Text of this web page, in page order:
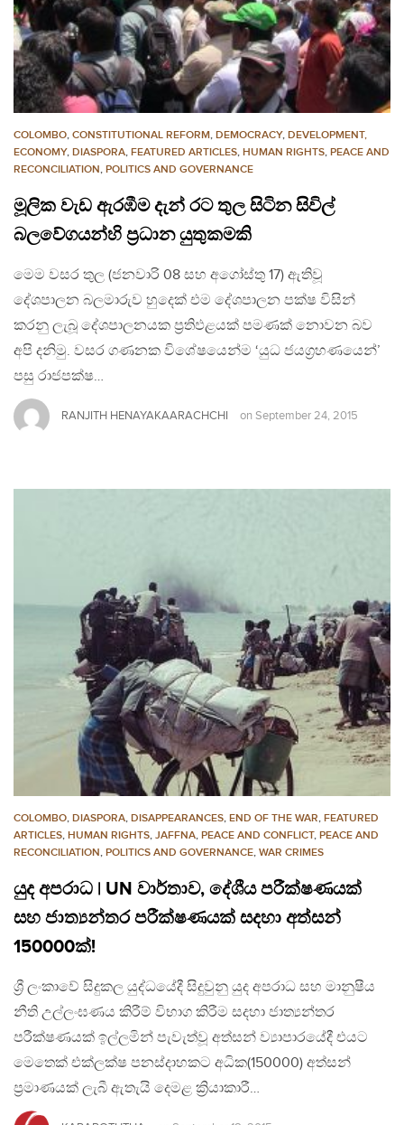
COLOMBO, CONSTITUTIONAL REFORM, DEMOCRACY, DEVELOPMENT,
ECONOMY, DIASPORA, FEATURED ARTICLES, HUMAN RIGHTS, PEACE AND
RECONCILIATION, POLITICS AND GOVERNANCE
මූලික වැඩ ඇරඹීම දැන් රට තුල සිටින සිවිල්
බලවේගයන්හි ප්‍රධාන යුතුකමකි
මෙම වසර තුල (ජනවාරි 08 සහ අගෝස්තු 17) ඇතිවූ
දේශපාලන බලමාරුව හුදෙක් එම දේශපාලන පක්ෂ විසින්
කරනු ලැබූ දේශපාලනයක ප්‍රතිඵළයක් පමණක් නොවන බව
අපි දනිමු. වසර ගණනක විශේෂයෙන්ම ‘යුධ ජයග්‍රහණයෙන්’
පසු රාජපක්ෂ…
RANJITH HENAYAKAARACHCHI on September 24, 2015
COLOMBO, DIASPORA, DISAPPEARANCES, END OF THE WAR, FEATURED
ARTICLES, HUMAN RIGHTS, JAFFNA, PEACE AND CONFLICT, PEACE AND
RECONCILIATION, POLITICS AND GOVERNANCE, WAR CRIMES
යුද අපරාධ | UN වාර්තාව, දේශීය පරීක්ෂණයක්
සහ ජාත්‍යන්තර පරීක්ෂණයක් සදහා අත්සන්
150000ක්!
ශ්‍රී ලංකාවේ සිදුකල යුද්ධයේදී සිදුවුනු යුද අපරාධ සහ මානුෂීය
නීති උල්ලංඝණය කිරීම් විභාග කිරීම සදහා ජාත්‍යන්තර
පරීක්ෂණයක් ඉල්ලමින් පැවැත්වූ අත්සන් ව්‍යාපාරයේදී එයට
මෙතෙක් එක්ලක්ෂ පනස්දාහකට අධික(150000) අත්සන්
ප්‍රමාණයක් ලැබී ඇතැයි දෙමළ ක්‍රියාකාරී…